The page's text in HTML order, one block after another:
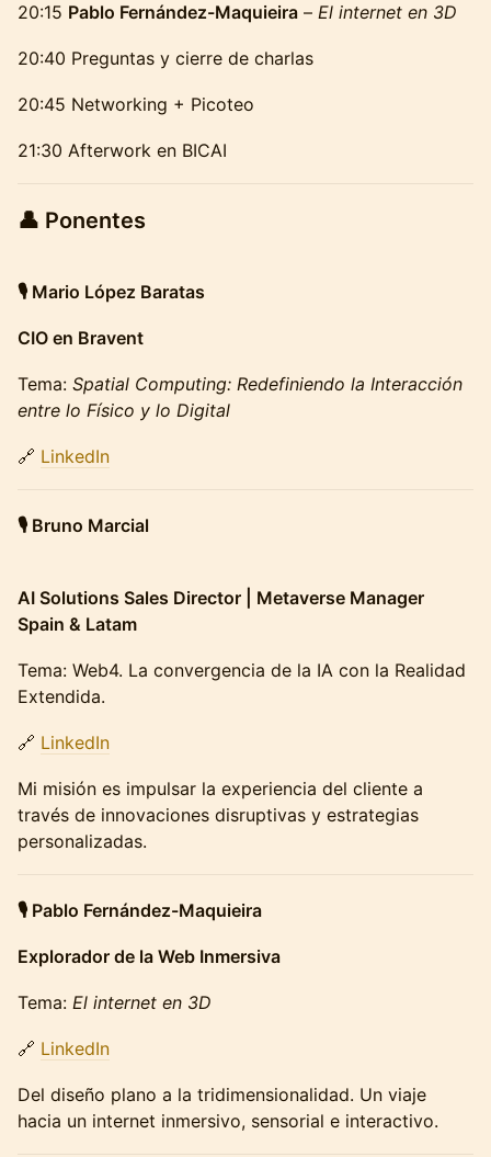
20:15 Pablo Fernández-Maquieira – El internet en 3D
20:40 Preguntas y cierre de charlas
20:45 Networking + Picoteo
21:30 Afterwork en BICAI
👤 Ponentes
🎙️ Mario López Baratas
CIO en Bravent
Tema: Spatial Computing: Redefiniendo la Interacción
entre lo Físico y lo Digital
🔗 LinkedIn
🎙️ Bruno Marcial
AI Solutions Sales Director | Metaverse Manager
Spain & Latam
Tema: Web4. La convergencia de la IA con la Realidad
Extendida.
🔗 LinkedIn
Mi misión es impulsar la experiencia del cliente a
través de innovaciones disruptivas y estrategias
personalizadas.
🎙️ Pablo Fernández-Maquieira
Explorador de la Web Inmersiva
Tema: El internet en 3D
🔗 LinkedIn
Del diseño plano a la tridimensionalidad. Un viaje
hacia un internet inmersivo, sensorial e interactivo.